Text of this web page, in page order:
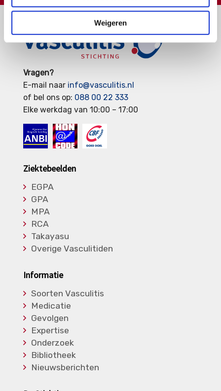
Weigeren
Vragen?
E-mail naar info@vasculitis.nl
of bel ons op: 088 00 22 333
Elke werkdag van 10:00 – 17:00
Ziektebeelden
EGPA
GPA
MPA
RCA
Takayasu
Overige Vasculitiden
Informatie
Soorten Vasculitis
Medicatie
Gevolgen
Expertise
Onderzoek
Bibliotheek
Nieuwsberichten